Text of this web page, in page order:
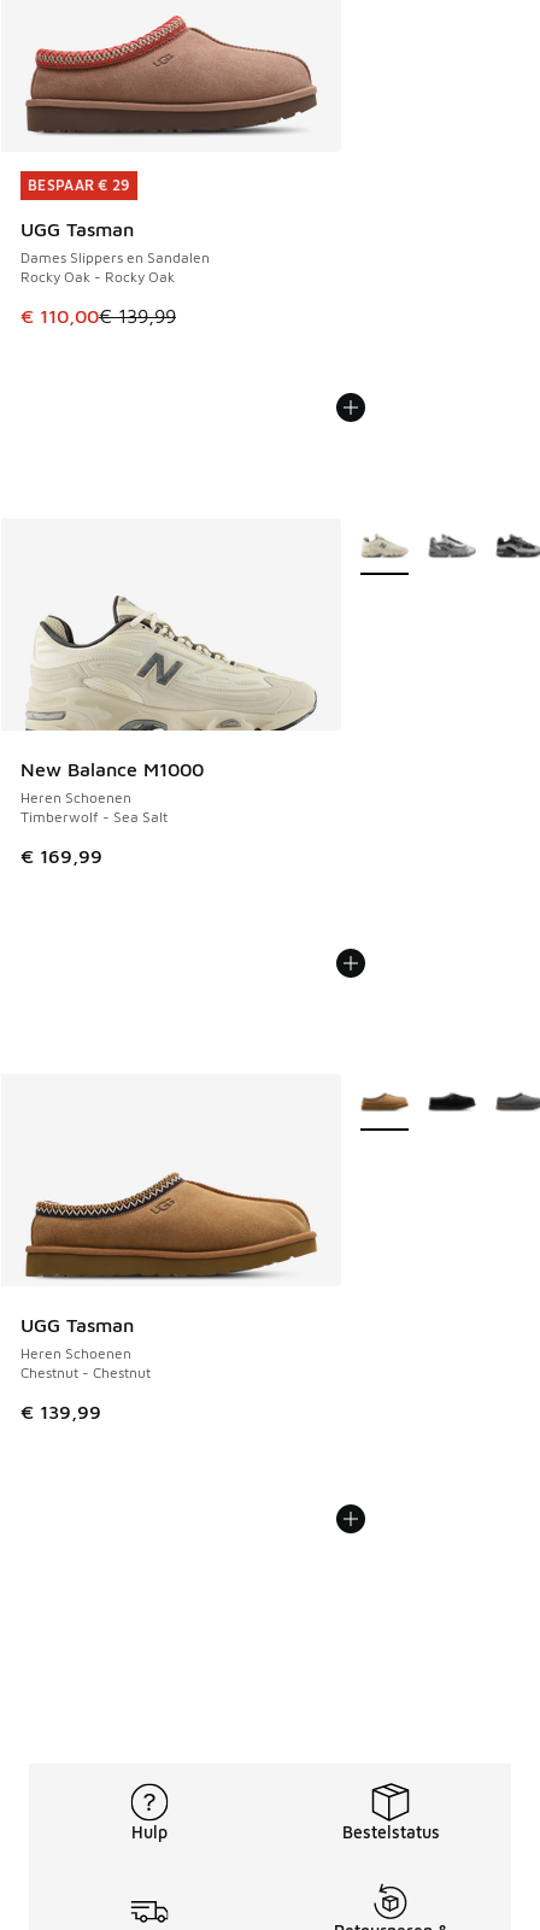
BESPAAR € 29
UGG Tasman
Dames Slippers en Sandalen
Rocky Oak - Rocky Oak
Dit artikel is in de uitverkoop. Dit artikel is in de
€ 110,00€ 139,99
BESPAAR € 29
New Balance M1000
Heren Schoenen
Timberwolf - Sea Salt
€ 169,99
Meer kleuren
UGG Tasman
Heren Schoenen
Chestnut - Chestnut
€ 139,99
Meer kleuren
Hulp Bestelstatus